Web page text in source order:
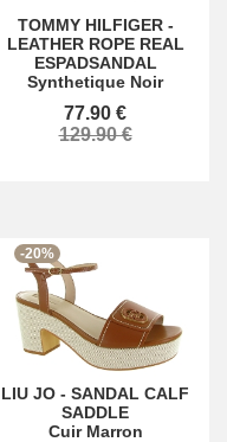
TOMMY HILFIGER-
LEATHER ROPE REAL
ESPADSANDAL
Synthetique Noir
77.90 €
129.90 €
-20%
LIU JO - SANDAL CALF
SADDLE
Cuir Marron